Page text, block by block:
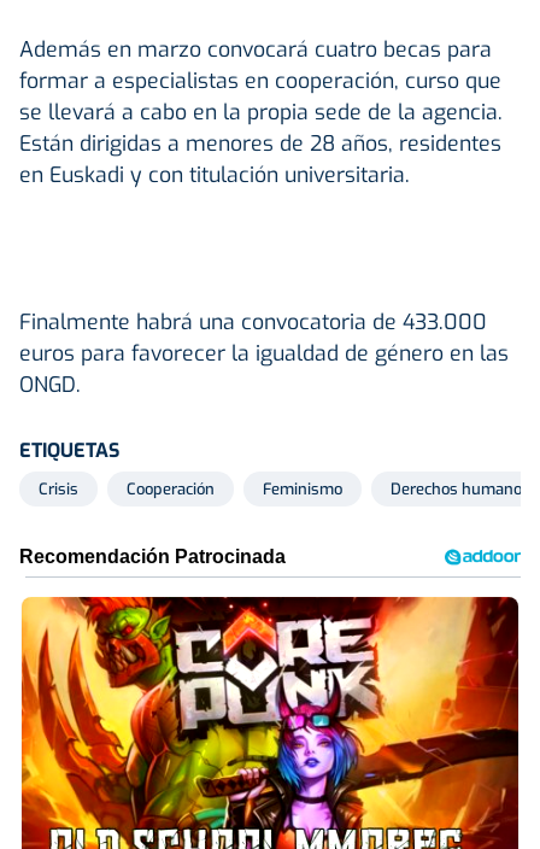
Además en marzo convocará cuatro becas para
formar a especialistas en cooperación, curso que
se llevará a cabo en la propia sede de la agencia.
Están dirigidas a menores de 28 años, residentes
en Euskadi y con titulación universitaria.
Finalmente habrá una convocatoria de 433.000
euros para favorecer la igualdad de género en las
ONGD.
ETIQUETAS
Crisis Cooperación Feminismo Derechos humanos